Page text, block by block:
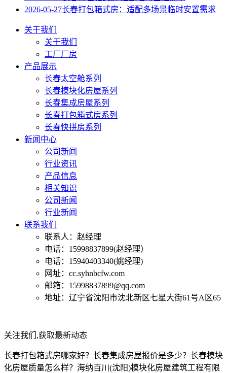
2026-05-27长春打包箱式房：适配多场景临时安置需求
关于我们
关于我们
工厂厂房
产品展示
长春太空舱系列
长春模块化房屋系列
长春集成房屋系列
长春打包箱式房系列
长春快拼房系列
新闻中心
公司新闻
行业资讯
产品信息
相关知识
公司新闻
行业新闻
联系我们
联系人：赵经理
电话：15998837899(赵经理）
电话：15940403340(姚经理)
网址：cc.syhnbcfw.com
邮箱：15998837899@qq.com
地址：辽宁省沈阳市沈北新区七星大街61号A区65
关注我们,获取最新动态
长春打包箱式房哪家好？长春集成房屋报价是多少？长春模块
化房屋质量怎么样？海纳百川(沈阳)模块化房屋建筑工程有限